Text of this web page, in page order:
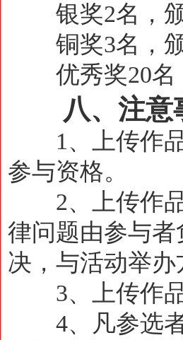
银奖2名，颁
铜奖3名，颁
优秀奖20名
八、注意
1、上传作品
参与资格。
2、上传作品
律问题由参与
决，与活动举办
3、上传作品
4、凡参选者